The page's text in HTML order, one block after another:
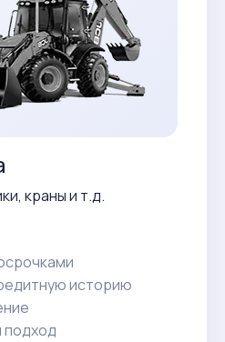
краны и т.д.
историю
подход